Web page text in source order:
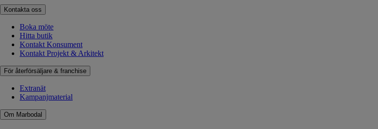
Kontakta oss
Boka möte
Hitta butik
Kontakt Konsument
Kontakt Projekt & Arkitekt
För återförsäljare & franchise
Extranät
Kampanjmaterial
Om Marbodal